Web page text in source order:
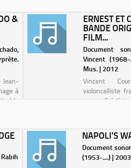
&
Jean-
à
à la
De
de
ERNEST ET
BANDE
FILM...
Document
Vincent (1968-
Mus. | 2012
Vincent
violoncelliste
avec
une comédie
Fersen partic...
NAPOLI'S
Document
(1953-....) | 2003